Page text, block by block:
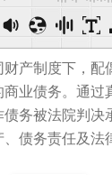
财产制度下，配
商业债务。通过
债务被法院判决
债务责任及法